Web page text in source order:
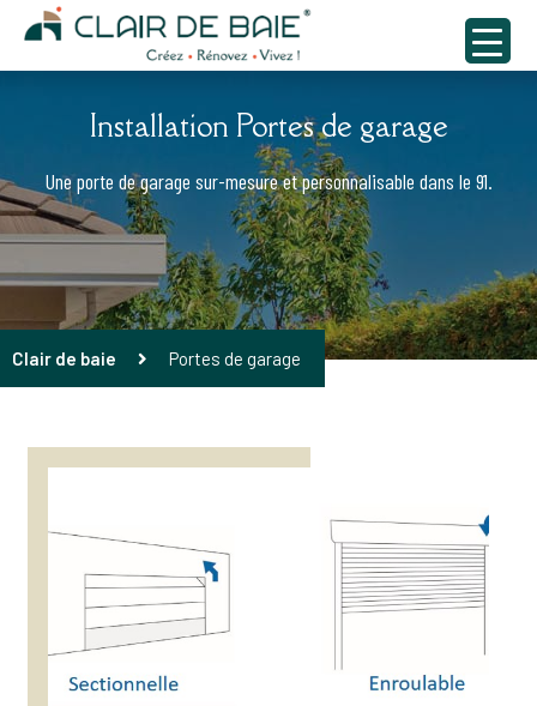
Installation Portes de garage
Une porte de garage sur-mesure et personnalisable dans le 91.
Clair de baie Portes de garage